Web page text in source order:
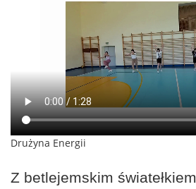
Drużyna Energii
Z betlejemskim światełkiem